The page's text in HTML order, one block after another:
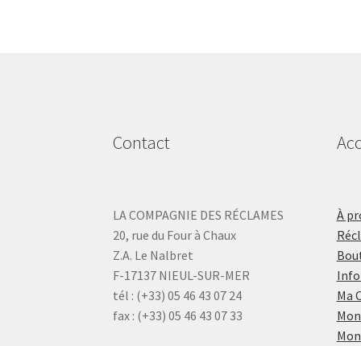
Contact
LA COMPAGNIE DES RÉCLAMES
20, rue du Four à Chaux
Z.A. Le Nalbret
F-17137 NIEUL-SUR-MER
tél : (+33) 05 46 43 07 24
fax : (+33) 05 46 43 07 33
À
Ma